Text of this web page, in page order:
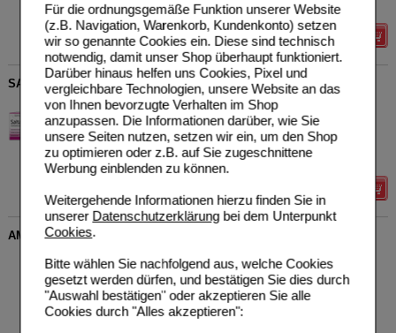
Für die ordnungsgemäße Funktion unserer Website
(z.B. Navigation, Warenkorb, Kundenkonto) setzen
wir so genannte Cookies ein. Diese sind technisch
notwendig, damit unser Shop überhaupt funktioniert.
Darüber hinaus helfen uns Cookies, Pixel und
vergleichbare Technologien, unsere Website an das
von Ihnen bevorzugte Verhalten im Shop
anzupassen. Die Informationen darüber, wie Sie
unsere Seiten nutzen, setzen wir ein, um den Shop
zu optimieren oder z.B. auf Sie zugeschnittene
Werbung einblenden zu können.
Weitergehende Informationen hierzu finden Sie in
unserer Datenschutzerklärungbei dem Unterpunkt
Cookies.
Bitte wählen Sie nachfolgend aus, welche Cookies
gesetzt werden dürfen, und bestätigen Sie dies durch
"Auswahl bestätigen" oder akzeptieren Sie alle
Cookies durch "Alles akzeptieren":
verw. bis*****:
Details
SALTADOL ELEKTROLYT PULVER SPARSET
Aristo Pharma GmbH
80055736
2X12St Pulver zur
Herstellung einer Lösung
zum Einnehmen
UVP**
Unser Preis*
Sie sparen 13,67 €
AMBROXOL Aristo Hustensaft 30 mg/5 ml Lsg.z.Einn.
11112216
250ml Lösung zum
Einnehmen
AVP***
Unser Preis * 3,35 €
Sie sparen
Grundpreis